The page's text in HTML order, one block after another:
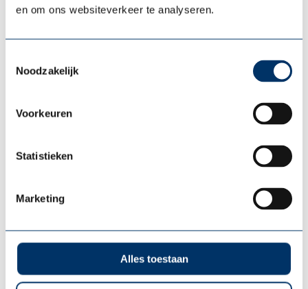
en om ons websiteverkeer te analyseren.
Noodzakelijk
Voorkeuren
Statistieken
Marketing
Alles toestaan
Uw managementteam en
en coaching op het gebied van
Op deze manier worden uw mensen beter
gewaarborgd en wordt uw organisatie
mogelijk te beperken. Een hoog
managers en uw medewerkers zorgt ervoor
dat Cure steeds minder nodig is.